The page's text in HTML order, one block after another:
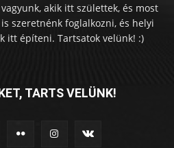
akik itt születtek, és most
szeretnénk foglalkozni, és helyi
itt építeni. Tartsatok velünk! :)
TARTS VELÜNK!